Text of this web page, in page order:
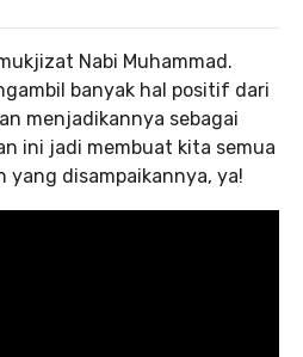
Nabi Muhammad.
banyak hal positif dari
menjadikannya sebagai
ini jadi membuat kita semua
yang disampaikannya, ya!